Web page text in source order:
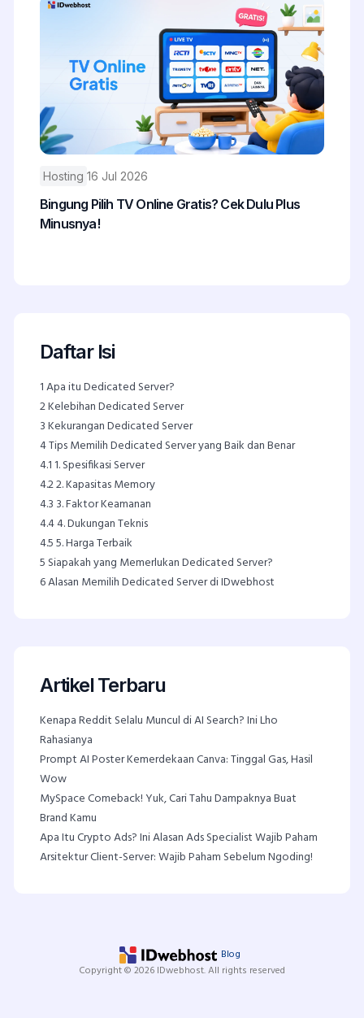
Hosting 16 Jul 2026
Bingung Pilih TV Online Gratis? Cek Dulu Plus
Minusnya!
Daftar Isi
1Apa itu Dedicated Server?
2Kelebihan Dedicated Server
3Kekurangan Dedicated Server
4Tips Memilih Dedicated Server yang Baik dan Benar
4.11. Spesifikasi Server
4.22. Kapasitas Memory
4.3 3. Faktor Keamanan
4.44. Dukungan Teknis
4.55. Harga Terbaik
5 Siapakah yang Memerlukan Dedicated Server?
6Alasan Memilih Dedicated Server di IDwebhost
Artikel Terbaru
Kenapa Reddit Selalu Muncul di AI Search? Ini Lho
Rahasianya
Prompt AI Poster Kemerdekaan Canva: Tinggal Gas, Hasil
Wow
MySpace Comeback! Yuk, Cari Tahu Dampaknya Buat
Brand Kamu
Apa Itu Crypto Ads? Ini Alasan Ads Specialist Wajib Paham
Arsitektur Client-Server: Wajib Paham Sebelum Ngoding!
Blog
Copyright © 2026 IDwebhost. All rights reserved